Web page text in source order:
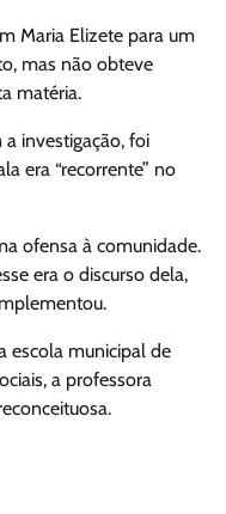
Maria Elizete para um
mas não obteve
matéria.
investigação, foi
era “recorrente” no
ofensa à comunidade.
era o discurso dela,
escola municipal de
a professora